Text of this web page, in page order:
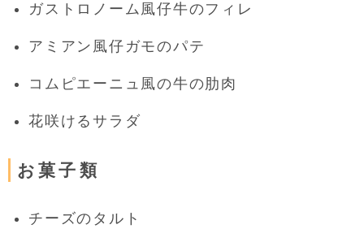
ガストロノーム風仔牛のフィレ
アミアン風仔ガモのパテ
コムピエーニュ風の牛の肋肉
花咲けるサラダ
お菓子類
チーズのタルト